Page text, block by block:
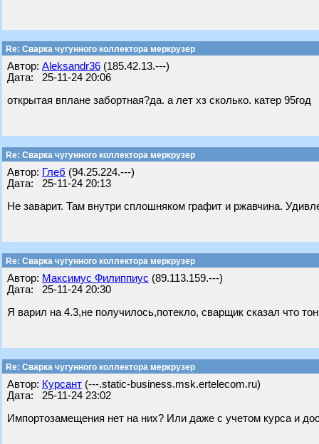
Re: Сварка чугунного коллектора меркрузер
Автор: Aleksandr36 (185.42.13.---)
Дата: 25-11-24 20:06
открытая вплане забортная?да. а лет хз сколько. катер 95год
Re: Сварка чугунного коллектора меркрузер
Автор: Глеб (94.25.224.---)
Дата: 25-11-24 20:13
Не заварит. Там внутри сплошняком графит и ржавчина.
Re: Сварка чугунного коллектора меркрузер
Автор: Максимус Филиппиус (89.113.159.---)
Дата: 25-11-24 20:30
Я варил на 4.3,не получилось,потекло, сварщик сказал что
Re: Сварка чугунного коллектора меркрузер
Автор: Курсант (---.static-business.msk.ertelecom.ru)
Дата: 25-11-24 23:02
Импортозамещения нет на них? Или даже с учетом курса и